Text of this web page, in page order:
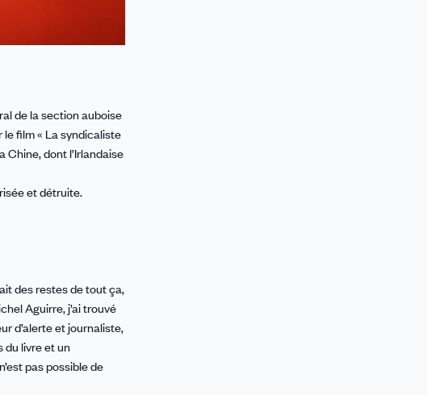
de la section auboise
le film « La syndicaliste
dont l’Irlandaise
et détruite.
des restes de tout ça,
Aguirre, j’ai trouvé
d’alerte et journaliste,
du livre et un
pas possible de